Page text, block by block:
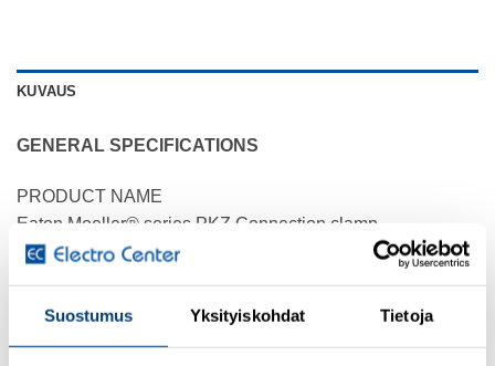
Suostumus Yksityiskohdat Tietoja
KUVAUS
GENERAL SPECIFICATIONS
PRODUCT NAME
Eaton Moeller® series PKZ Connection clamp
MODEL CODE